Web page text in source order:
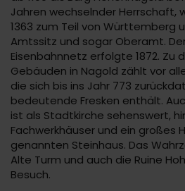
Jahren wechselnder Herrschaft,
1363 zum Teil von Württemberg
Amtssitz und sogar Oberamt.
Eisenbahnnetz erfolgte 1872. Zu
Gebäuden in Nagold zählt vor
die sich bis ins Jahr 773
bedeutende Fresken enthält.
ist als Stadtkirche sehenswert,
Fachwerkhäuser und ein großes
genannten Steinhaus. Das
Alte Turm und auch die Ruine
Besuch.